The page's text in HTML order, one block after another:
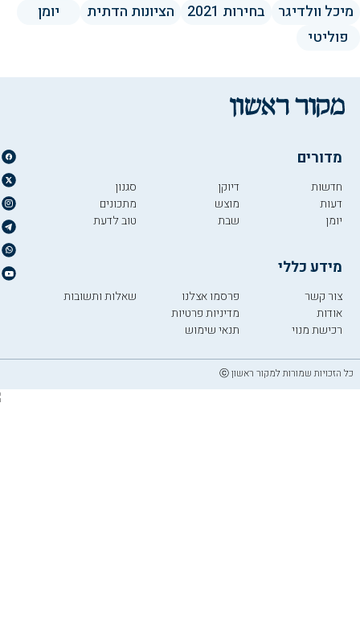
מיכל וולדיגר בחירות 2021 הציונות הדתית
יומן
פוליטי
מדורים
חדשות
דעות
יומן
דיוקן
מוצש
שבת
סגנון
מתכונים
טוב לדעת
מידע כללי
צור קשר
אודות
רכישת מנוי
פרסמו אצלנו
מדיניות פרטיות
תנאי שימוש
שאלות ותשובות
כל הזכויות שמורות למקור ראשון ⓒ